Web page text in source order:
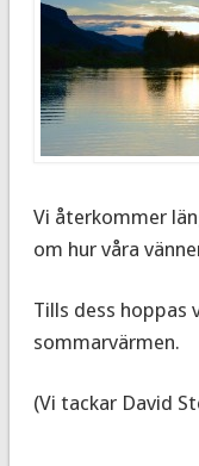
Vi återkommer
om hur våra
Tills dess hoppas
sommarvärmen.
(Vi tackar David